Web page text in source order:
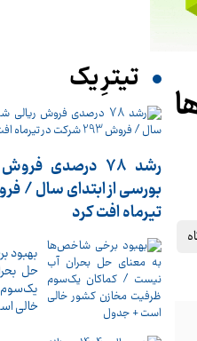
تیترِ یک
رشد 78 درصدی
تیرماه افت کرد
بهبود
حل
خالی